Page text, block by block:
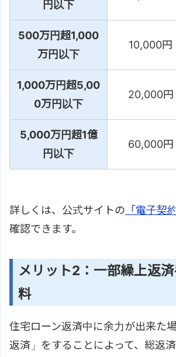
円以下
500万円超1,000
万円以下
10,000円
1,000万円超5,00
0万円以下
20,000円
5,000万円超1億
円以下
60,000円
詳しくは、公式サイトの 「電子契
確認できます。
メリット2：一部繰上返
料
住宅ローン返済中に余力が出来た
返済」をすることによって、総返